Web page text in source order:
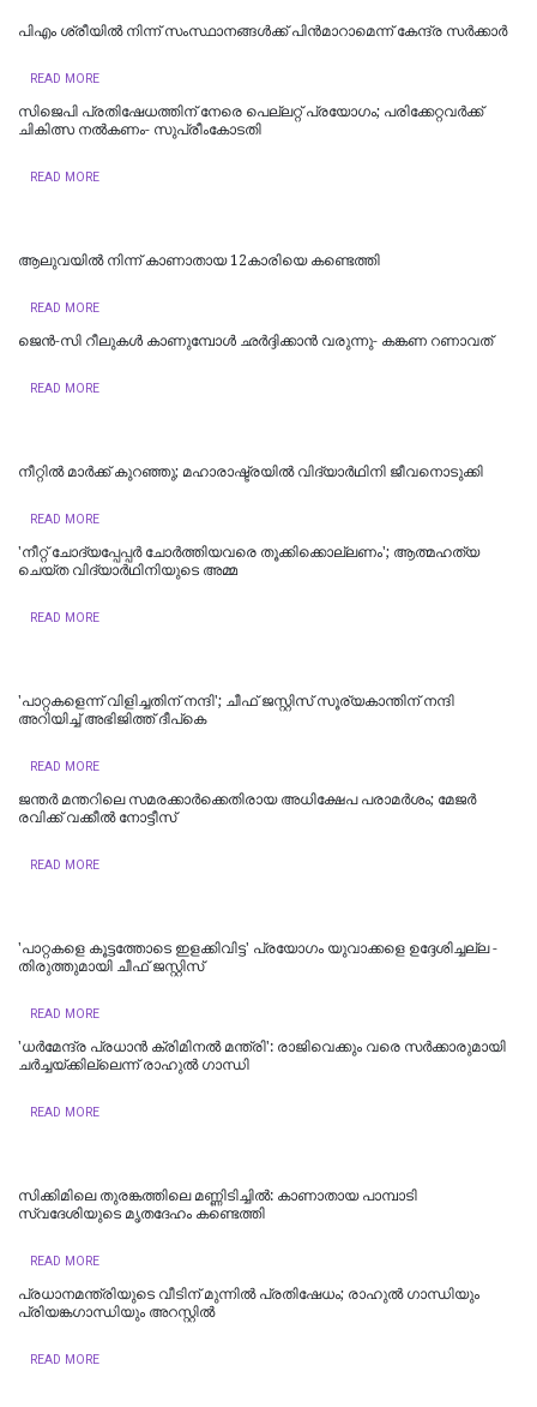
പിഎം ശ്രീയില്‍ നിന്ന് സംസ്ഥാനങ്ങള്‍ക്ക് പിന്‍മാറാമെന്ന് കേന്ദ്ര സര്‍ക്കാര്‍
READ MORE
സിജെപി പ്രതിഷേധത്തിന് നേരെ പെല്ലറ്റ് പ്രയോഗം; പരിക്കേറ്റവർക്ക്
ചികിത്സ നൽകണം- സുപ്രീംകോടതി
READ MORE
ആലുവയിൽ നിന്ന് കാണാതായ 12കാരിയെ കണ്ടെത്തി
READ MORE
ജെന്‍-സി റീലുകള്‍ കാണുമ്പോള്‍ ഛര്‍ദ്ദിക്കാന്‍ വരുന്നു- കങ്കണ റണാവത്
READ MORE
നീറ്റിൽ മാർക്ക് കുറഞ്ഞു; മഹാരാഷ്ട്രയിൽ വിദ്യാർഥിനി ജീവനൊടുക്കി
READ MORE
'നീറ്റ് ചോദ്യപ്പേപ്പർ ചോർത്തിയവരെ തൂക്കിക്കൊല്ലണം'; ആത്മഹത്യ
ചെയ്ത വിദ്യാർഥിനിയുടെ അമ്മ
READ MORE
'പാറ്റകളെന്ന് വിളിച്ചതിന് നന്ദി'; ചീഫ് ജസ്റ്റിസ് സൂര്യകാന്തിന് നന്ദി
അറിയിച്ച് അഭിജിത്ത് ദീപ്‌കെ
READ MORE
ജന്തർ മന്തറിലെ സമരക്കാർക്കെതിരായ അധിക്ഷേപ പരാമർശം; മേജർ
രവിക്ക് വക്കീൽ നോട്ടീസ്
READ MORE
'പാറ്റകളെ കൂട്ടത്തോടെ ഇളക്കിവിട്ട' പ്രയോഗം യുവാക്കളെ ഉദ്ദേശിച്ചല്ല -
തിരുത്തുമായി ചീഫ് ജസ്റ്റിസ്
READ MORE
'ധര്‍മേന്ദ്ര പ്രധാന്‍ ക്രിമിനല്‍ മന്ത്രി': രാജിവെക്കും വരെ സർക്കാരുമായി
ചർച്ചയ്ക്കില്ലെന്ന് രാഹുൽ ഗാന്ധി
READ MORE
സിക്കിമിലെ തുരങ്കത്തിലെ മണ്ണിടിച്ചില്‍: കാണാതായ പാമ്പാടി
സ്വദേശിയുടെ മൃതദേഹം കണ്ടെത്തി
READ MORE
പ്രധാനമന്ത്രിയുടെ വീടിന് മുന്നിൽ പ്രതിഷേധം; രാഹുൽ ​ഗാന്ധിയും
പ്രിയങ്ക​ഗാന്ധിയും അറസ്റ്റിൽ
READ MORE